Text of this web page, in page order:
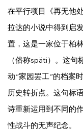
在平行项目《再无他
拉达的小说中得到启
置，这是一家位于柏
（俗称späti）。这句
动 “家园罢工 ”的档案
历史转折点。这句标
诗重新运用到不同的
性战斗的无声纪念。